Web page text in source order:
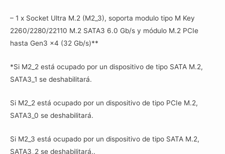
– 1 x Socket Ultra M.2 (M2_3), soporta modulo tipo M Key
2260/2280/22110 M.2 SATA3 6.0 Gb/s y módulo M.2 PCIe
hasta Gen3 x4 (32 Gb/s)**
*Si M2_2 está ocupado por un dispositivo de tipo SATA M.2,
SATA3_1 se deshabilitará.
Si M2_2 está ocupado por un dispositivo de tipo PCIe M.2,
SATA3_0 se deshabilitará.
Si M2_3 está ocupado por un dispositivo de tipo SATA M.2,
SATA3_2 se deshabilitará..